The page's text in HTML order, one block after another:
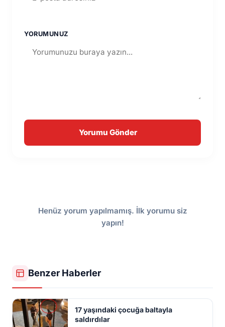
YORUMUNUZ
Yorumu Gönder
Henüz yorum yapılmamış. İlk yorumu siz
yapın!
Benzer Haberler
17 yaşındaki çocuğa baltayla
saldırdılar